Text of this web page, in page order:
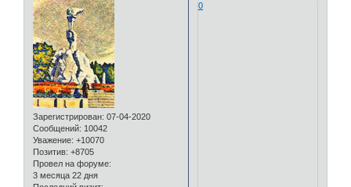
Зарегистрирован: 07-04-2020
Сообщений: 10042
Уважение: +10070
Позитив: +8705
Провел на форуме:
3 месяца 22 дня
0